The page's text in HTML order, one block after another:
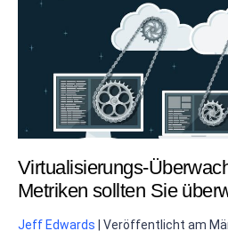
Virtualisierungs-
Metriken sollten Sie
Jeff Edwards Veröffentlicht am